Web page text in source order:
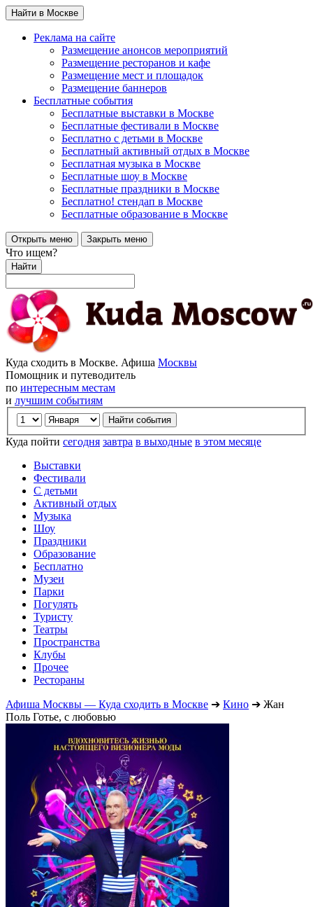
Найти в Москве
Реклама на сайте
Размещение анонсов мероприятий
Размещение ресторанов и кафе
Размещение мест и площадок
Размещение баннеров
Бесплатные события
Бесплатные выставки в Москве
Бесплатные фестивали в Москве
Бесплатно с детьми в Москве
Бесплатный активный отдых в Москве
Бесплатная музыка в Москве
Бесплатные шоу в Москве
Бесплатные праздники в Москве
Бесплатно! стендап в Москве
Бесплатные образование в Москве
Открыть меню Закрыть меню
Что ищем?
Найти
Куда сходить в Москве. Афиша Москвы
Помощник и путеводитель
по интересным местам
и лучшим событиям
Куда пойти сегодня завтра в выходные в этом месяце
Выставки
Фестивали
С детьми
Активный отдых
Музыка
Шоу
Праздники
Образование
Бесплатно
Музеи
Парки
Погулять
Туристу
Театры
Пространства
Клубы
Прочее
Рестораны
Афиша Москвы — Куда сходить в Москве ➔ Кино ➔ Жан
Поль Готье, с любовью